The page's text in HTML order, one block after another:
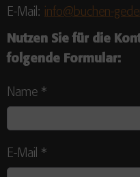
E-Mail: info@buchen-
Nutzen Sie für die
folgende Formular:
Name *
E-Mail *